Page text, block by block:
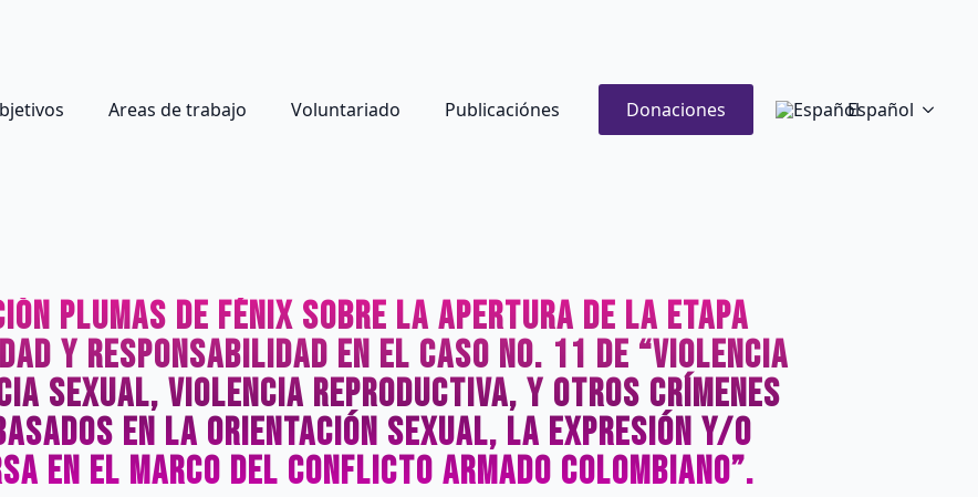
Areas de trabajo Voluntariado Publicaciónes Donaciones Español
Plumas de Fénix sobre la Apertura de la Etapa
y Responsabilidad en el Caso No. 11 de “violencia
sexual, violencia reproductiva, y otros crímenes
en la orientación sexual, la expresión y/o
en el marco del conflicto armado colombiano”.